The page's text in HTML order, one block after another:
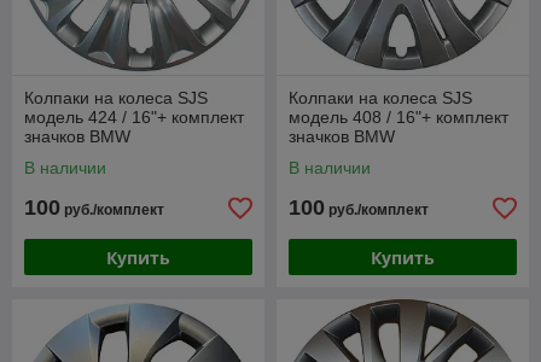
Колпаки на колеса SJS
модель 424 / 16"+ комплект
значков BMW
В наличии
100 руб./комплект
Купить
Колпаки на колеса SJS
модель 408 / 16"+ комплект
значков BMW
В наличии
100 руб./комплект
Купить